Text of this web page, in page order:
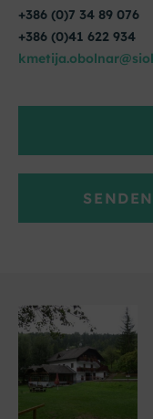
+386 (0)7 34 89 076
+386 (0)41 622 934